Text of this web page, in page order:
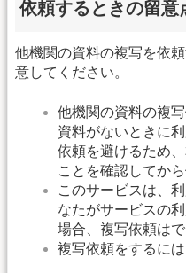
依頼するときの留意
他機関の資料の複写を依
意してください。
他機関の資料の複
資料がないときに
依頼を避けるため
ことを確認してか
このサービスは、
なたがサービスの
場合、複写依頼はで
複写依頼をするに